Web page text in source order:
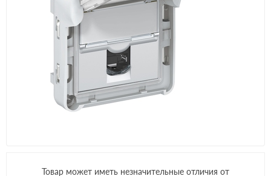
Товар может иметь незначительные отличия от